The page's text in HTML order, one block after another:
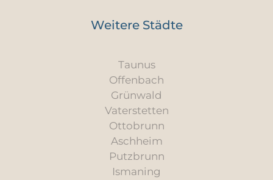
Weitere Städte
Taunus
Offenbach
Grünwald
Vaterstetten
Ottobrunn
Aschheim
Putzbrunn
Ismaning